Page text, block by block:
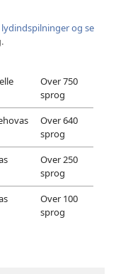
og se
Over 750
sprog
Over 640
sprog
Over 250
sprog
Over 100
sprog